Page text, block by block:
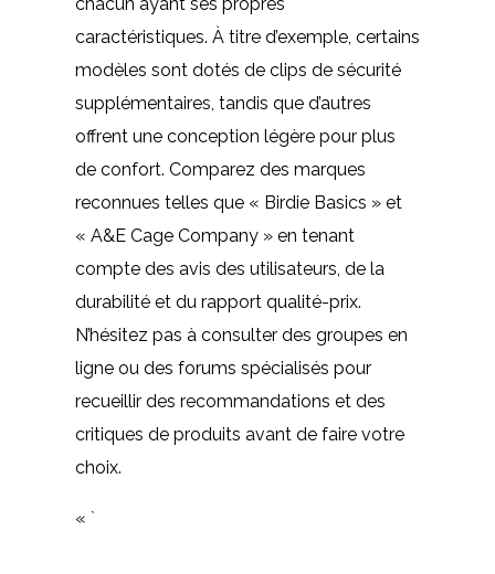
caractéristiques. À titre d’exemple, certains
modèles sont dotés de clips de sécurité
supplémentaires, tandis que d’autres
offrent une conception légère pour plus
de confort. Comparez des marques
reconnues telles que « Birdie Basics » et
« A&E Cage Company » en tenant
compte des avis des utilisateurs, de la
durabilité et du rapport qualité-prix.
N’hésitez pas à consulter des groupes en
ligne ou des forums spécialisés pour
recueillir des recommandations et des
critiques de produits avant de faire votre
choix.
« `